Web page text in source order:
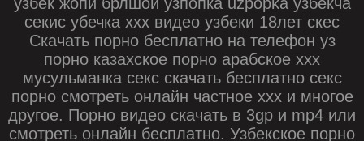
секис убечка ххх видео узбеки 18лет скес
Скачать порно бесплатно на телефон уз
порно казахское порно арабское ххх
мусульманка секс скачать бесплатно секс
порно смотреть онлайн частное ххх и многое
другое. Порно видео скачать в 3gp и mp4 или
смотреть онлайн бесплатно. Узбекское порно